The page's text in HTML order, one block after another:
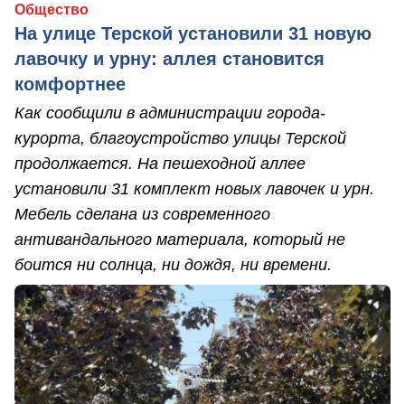
Общество
На улице Терской установили 31 новую
лавочку и урну: аллея становится
комфортнее
Как сообщили в администрации города-
курорта, благоустройство улицы Терской
продолжается. На пешеходной аллее
установили 31 комплект новых лавочек и урн.
Мебель сделана из современного
антивандального материала, который не
боится ни солнца, ни дождя, ни времени.